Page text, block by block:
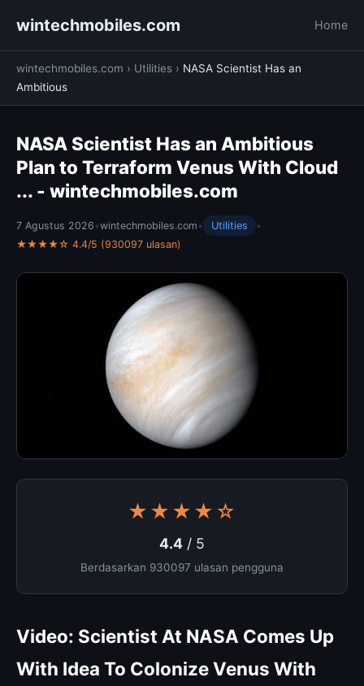
wintechmobiles.com Home
wintechmobiles.com › Utilities › NASA Scientist Has an
Ambitious
NASA Scientist Has an Ambitious
Plan to Terraform Venus With Cloud
... - wintechmobiles.com
7 Agustus 2026 •wintechmobiles.com • Utilities
•
★★★★☆ 4.4/5 (930097 ulasan)
★★★★☆
4.4 / 5
Berdasarkan 930097 ulasan pengguna
Video: Scientist At NASA Comes Up
With Idea To Colonize Venus With